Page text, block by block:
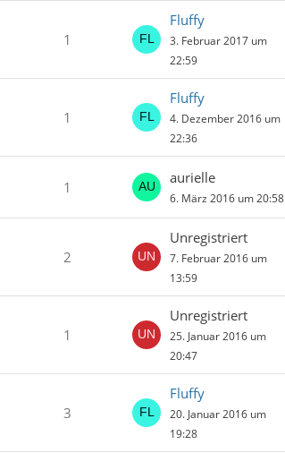
1
Fluffy
3. Februar 2017 um
22:59
1
Fluffy
4. Dezember 2016 um
22:36
1
aurielle
6. März 2016 um 20:58
2
Unregistriert
7. Februar 2016 um
13:59
1
Unregistriert
25. Januar 2016 um
20:47
3
Fluffy
20. Januar 2016 um
19:28